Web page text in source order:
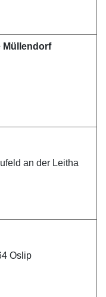
Müllendorf
an der Leitha
Oslip